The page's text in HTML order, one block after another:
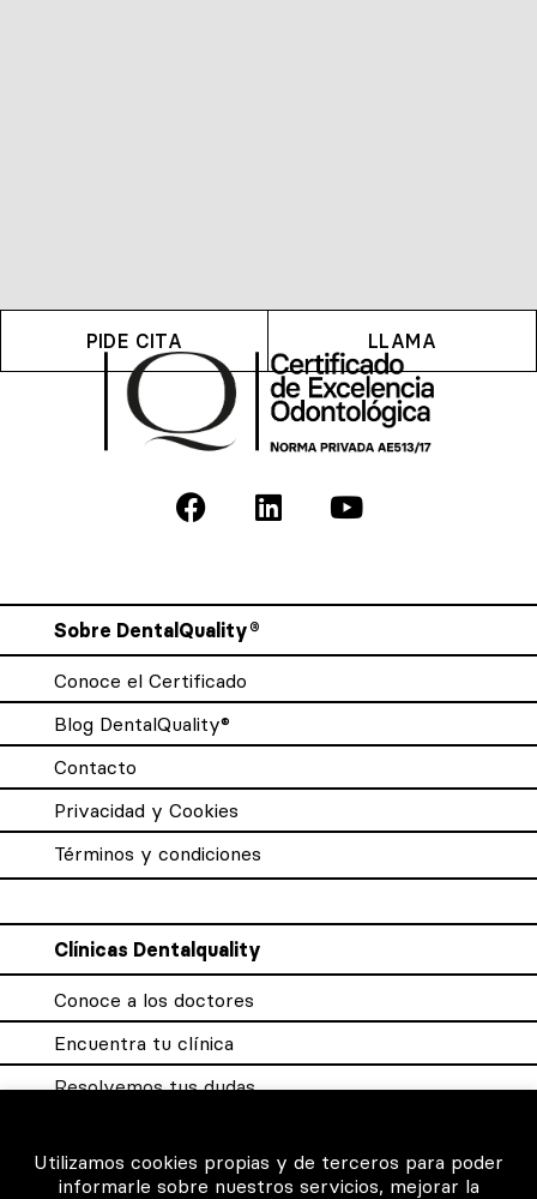
PIDE CITA LLAMA
Sobre DentalQuality®
Conoce el Certificado
Blog DentalQuality®
Contacto
Privacidad y Cookies
Términos y condiciones
Clínicas Dentalquality
Conoce a los doctores
Encuentra tu clínica
Resolvemos tus dudas
Utilizamos cookies propias y de terceros para poder
informarle sobre nuestros servicios, mejorar la